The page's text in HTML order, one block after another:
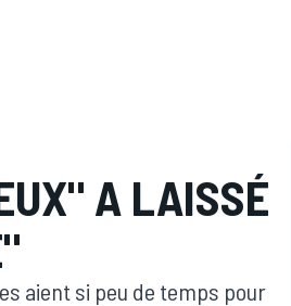
A LAISSÉ
aient si peu de temps pour